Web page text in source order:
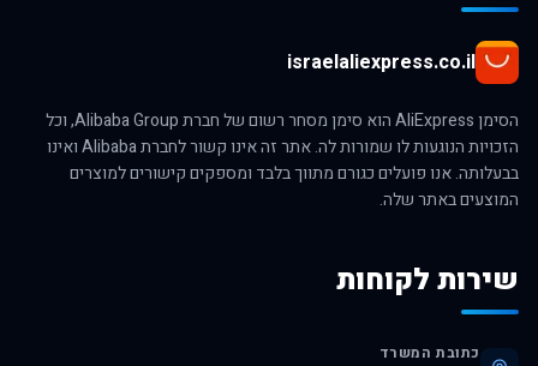
israelaliexpress.co.il
הסימן AliExpress הוא סימן מסחר רשום של חברת Alibaba Group, וכל
הזכויות הנוגעות לו שמורות לה. אתר זה אינו קשור לחברת Alibaba ואינו
בבעלותה. אנו פועלים כגורם מתווך בלבד ומספקים קישורים למוצרים
המוצעים באתר שלה.
שירות לקוחות
כתובת המשרד